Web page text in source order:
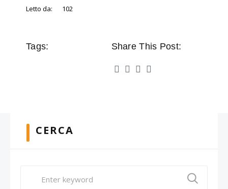
Letto da: 102
Tags: Share This Post:
CERCA